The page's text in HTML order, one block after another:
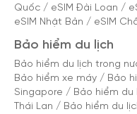
Quốc / eSIM Đài Loan /
eSIM Nhật Bản / eSIM
Bảo hiểm du lịch
Bảo hiểm du lịch trong
Bảo hiểm xe máy / Bảo
Singapore / Bảo hiểm du
Thái Lan / Bảo hiểm du